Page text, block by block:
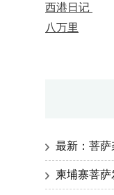
西港日记
八万里
最新：菩萨
柬埔寨菩